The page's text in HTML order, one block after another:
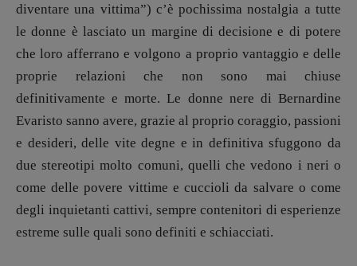
diventare una vittima”) c’è pochissima nostalgia a tutte
le donne è lasciato un margine di decisione e di potere
che loro afferrano e volgono a proprio vantaggio e delle
proprie relazioni che non sono mai chiuse
definitivamente e morte. Le donne nere di Bernardine
Evaristo sanno avere, grazie al proprio coraggio, passioni
e desideri, delle vite degne e in definitiva sfuggono da
due stereotipi molto comuni, quelli che vedono i neri o
come delle povere vittime e cuccioli da salvare o come
degli inquietanti cattivi, sempre contenitori di esperienze
estreme sulle quali sono definiti e schiacciati.